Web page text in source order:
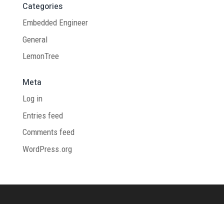
Categories
Embedded Engineer
General
LemonTree
Meta
Log in
Entries feed
Comments feed
WordPress.org